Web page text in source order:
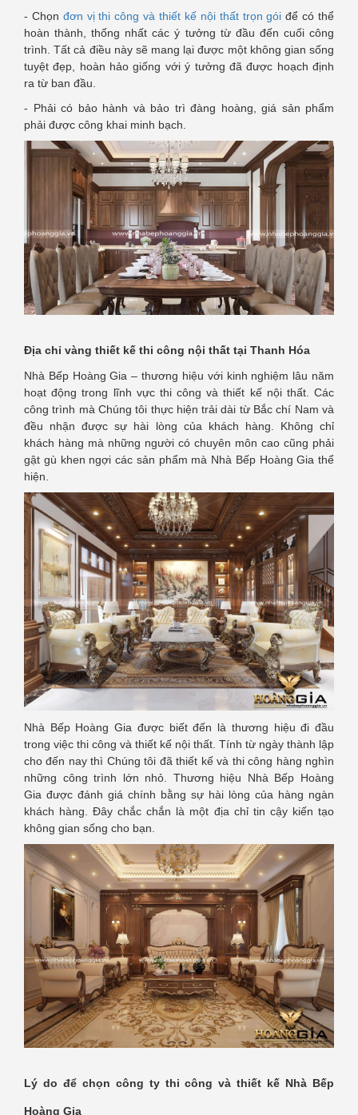
- Chọn đơn vị thi công và thiết kế nội thất trọn gói để có thể
hoàn thành, thống nhất các ý tưởng từ đầu đến cuối công
trình. Tất cả điều này sẽ mang lại được một không gian sống
tuyệt đẹp, hoàn hảo giống với ý tưởng đã được hoạch định
ra từ ban đầu.
- Phải có bảo hành và bảo trì đàng hoàng, giá sản phẩm
phải được công khai minh bạch.
Địa chỉ vàng thiết kế thi công nội thất tại Thanh Hóa
Nhà Bếp Hoàng Gia – thương hiệu với kinh nghiệm lâu năm
hoạt động trong lĩnh vực thi công và thiết kế nội thất. Các
công trình mà Chúng tôi thực hiện trải dài từ Bắc chí Nam và
đều nhận được sự hài lòng của khách hàng. Không chỉ
khách hàng mà những người có chuyên môn cao cũng phải
gật gù khen ngợi các sản phẩm mà Nhà Bếp Hoàng Gia thể
hiện.
Nhà Bếp Hoàng Gia được biết đến là thương hiệu đi đầu
trong việc thi công và thiết kế nội thất. Tính từ ngày thành lập
cho đến nay thì Chúng tôi đã thiết kế và thi công hàng nghìn
những công trình lớn nhỏ. Thương hiệu Nhà Bếp Hoàng
Gia được đánh giá chính bằng sự hài lòng của hàng ngàn
khách hàng. Đây chắc chắn là một địa chỉ tin cậy kiến tạo
không gian sống cho bạn.
Lý do để chọn công ty thi công và thiết kế Nhà Bếp
Hoàng Gia